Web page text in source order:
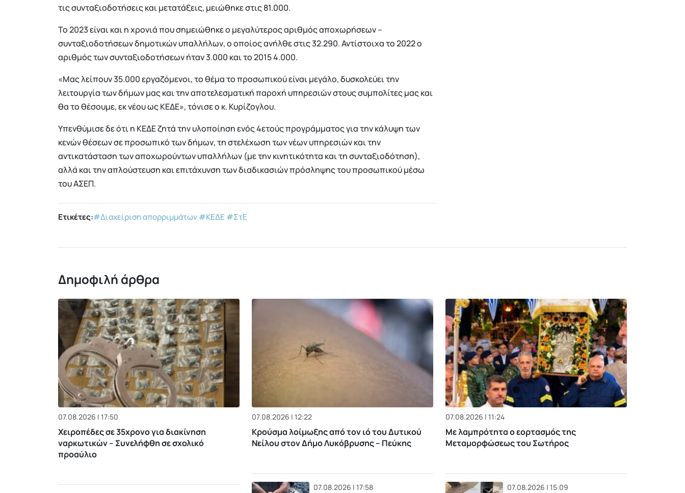
τις συνταξιοδοτήσεις και μετατάξεις, μειώθηκε στις 81.000.
Το 2023 είναι και η χρονιά που σημειώθηκε ο μεγαλύτερος αριθμός αποχωρήσεων –
συνταξιοδοτήσεων δημοτικών υπαλλήλων, ο οποίος ανήλθε στις 32.290. Αντίστοιχα το 2022 ο
αριθμός των συνταξιοδοτήσεων ήταν 3.000 και το 2015 4.000.
«Μας λείπουν 35.000 εργαζόμενοι, το θέμα το προσωπικού είναι μεγάλο, δυσκολεύει την
λειτουργία των δήμων μας και την αποτελεσματική παροχή υπηρεσιών στους συμπολίτες μας και
θα το θέσουμε, εκ νέου ως ΚΕΔΕ», τόνισε ο κ. Κυρίζογλου.
Υπενθύμισε δε ότι η ΚΕΔΕ ζητά την υλοποίηση ενός 4ετούς προγράμματος για την κάλυψη των
κενών θέσεων σε προσωπικό των δήμων, τη στελέχωση των νέων υπηρεσιών και την
αντικατάσταση των αποχωρούντων υπαλλήλων (με την κινητικότητα και τη συνταξιοδότηση),
αλλά και την απλούστευση και επιτάχυνση των διαδικασιών πρόσληψης του προσωπικού μέσω
του ΑΣΕΠ.
Ετικέτες:#Διαχείριση απορριμμάτων#ΚΕΔΕ #ΣτΕ
Δημοφιλή άρθρα
07.08.2026 | 17:50
Χειροπέδες σε 35χρονο για διακίνηση
ναρκωτικών – Συνελήφθη σε σχολικό
προαύλιο
07.08.2026 | 12:22
Κρούσμα λοίμωξης από τον ιό του Δυτικού
Νείλου στον Δήμο Λυκόβρυσης – Πεύκης
07.08.2026 | 17:58
07.08.2026 | 11:24
Με λαμπρότητα ο εορτασμός της
Μεταμορφώσεως του Σωτήρος
07.08.2026 | 15:09